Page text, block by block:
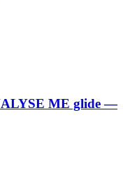
ME glide —